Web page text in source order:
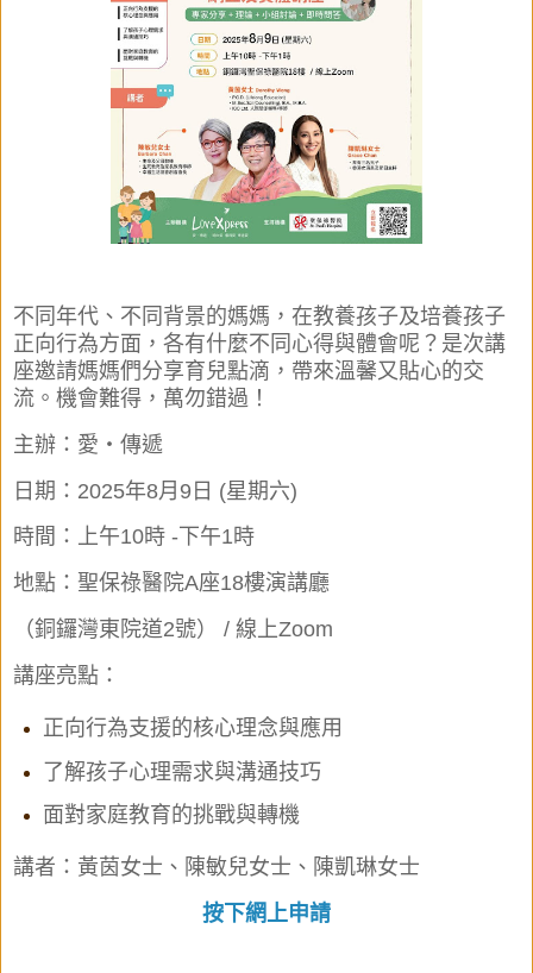
不同年代、不同背景的媽媽，在教養孩子及培養孩子
正向行為方面，各有什麼不同心得與體會呢？是次講
座邀請媽媽們分享育兒點滴，帶來溫馨又貼心的交
流。機會難得，萬勿錯過！
主辦 ：愛 ・ 傳遞
日期：2025年8月9日 (星期六)
時間：上午10時 -下午1時
地點：聖保祿醫院A座18樓演講廳
（銅鑼灣東院道2號） / 線上Zoom
講座亮點：
正向行為支援的核心理念與應用
了解孩子心理需求與溝通技巧
面對家庭教育的挑戰與轉機
講者：黃茵女士、陳敏兒女士、陳凱琳女士
按下網上申請